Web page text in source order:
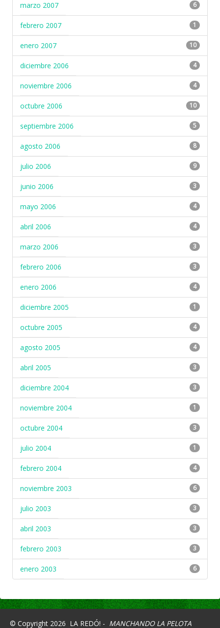
marzo 2007 6
febrero 2007 1
enero 2007 10
diciembre 2006 4
noviembre 2006 4
octubre 2006 10
septiembre 2006 5
agosto 2006 8
julio 2006 9
junio 2006 3
mayo 2006 4
abril 2006 4
marzo 2006 3
febrero 2006 3
enero 2006 4
diciembre 2005 1
octubre 2005 4
agosto 2005 4
abril 2005 3
diciembre 2004 3
noviembre 2004 1
octubre 2004 3
julio 2004 1
febrero 2004 4
noviembre 2003 6
julio 2003 3
abril 2003 3
febrero 2003 3
enero 2003 6
© Copyright 2026 LA REDÓ! - MANCHANDO LA PELOTA